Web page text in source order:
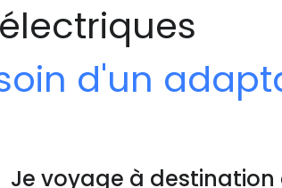
d'un
Je voyage à destination